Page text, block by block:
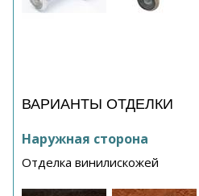
ВАРИАНТЫ ОТДЕЛКИ
Наружная сторона
Отделка винилискожей